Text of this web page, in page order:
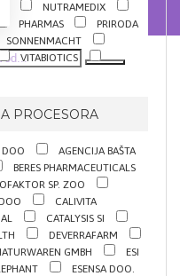
NUTRAMEDIX
PHARMAS
PRIRODA
SONNENMACHT
VITABIOTICS
PROCESORA
AGENCIJA BAŠTA
BERES PHARMACEUTICALS
SP. ZOO
CALIVITA
CATALYSIS SI
DEVERRAFARM
GMBH
ESI
ESENSA DOO.